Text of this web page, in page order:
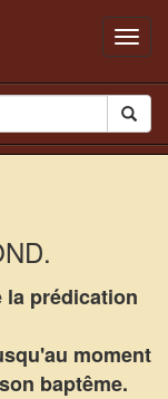
la prédication
moment
baptême.